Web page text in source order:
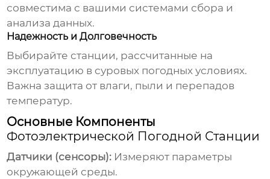
совместима с вашими системами сбора и
анализа данных.
Надежность и Долговечность
Выбирайте станции, рассчитанные на
эксплуатацию в суровых погодных условиях.
Важна защита от влаги, пыли и перепадов
температур.
Основные Компоненты
Фотоэлектрической Погодной Станции
Датчики (сенсоры): Измеряют параметры
окружающей среды.